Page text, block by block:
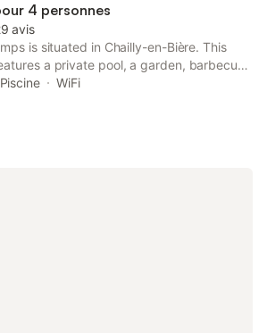
4 personnes
avis
is situated in Chailly-en-Bière. This
a private pool, a garden, barbecue
free private parking.
Piscine
WiFi